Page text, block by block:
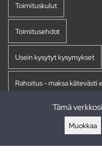
Toimituskulut
Toimitusehdot
Usein kysytyt kysymykset
Rahoitus - maksa kätevästi
Tämä
Muokkaa